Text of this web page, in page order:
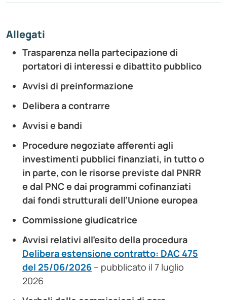
Allegati
Trasparenza nella partecipazione di
portatori di interessi e dibattito pubblico
Avvisi di preinformazione
Delibera a contrarre
Avvisi e bandi
Procedure negoziate afferenti agli
investimenti pubblici finanziati, in tutto o
in parte, con le risorse previste dal PNRR
e dal PNC e dai programmi cofinanziati
dai fondi strutturali dell’Unione europea
Commissione giudicatrice
Avvisi relativi all’esito della procedura
Delibera estensione contratto: DAC 475
del 25/06/2026 – pubblicato il 7 luglio
2026